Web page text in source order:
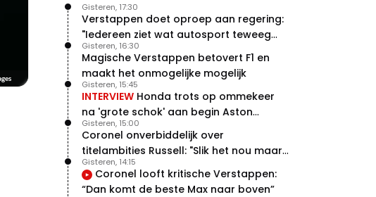
Verstappen doet oproep aan regering:
"Iedereen ziet wat autosport teweeg
brengt"
Gisteren, 17:30
Magische Verstappen betovert F1 en
maakt het onmogelijke mogelijk
Gisteren, 16:30
INTERVIEW Honda trots op ommekeer
na 'grote schok' aan begin Aston
Martin-avontuur
Gisteren, 15:45
Coronel onverbiddelijk over
titelambities Russell: "Slik het nou maar
gewoon"
Gisteren, 15:00
Coronel looft kritische Verstappen:
“Dan komt de beste Max naar boven”
Gisteren, 14:15